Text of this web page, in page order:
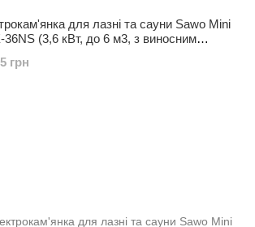
для лазні та сауни Sawo Mini
36NS (3,6 кВт, до 6 м3, з виносним
грн